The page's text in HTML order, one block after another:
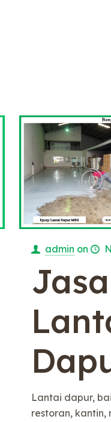
admin on
Lantai dapur,
restoran, kantin,